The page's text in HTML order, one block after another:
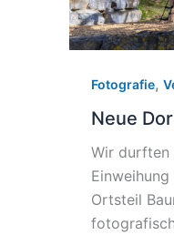
Fotografie,
Neue
Wir durften
Ortsteil